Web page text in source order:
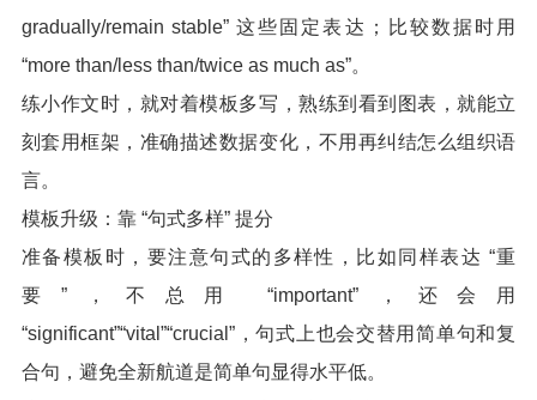
gradually/remain stable” 这些固定表达；比较数据时用
“more than/less than/twice as much as”。
练小作文时，就对着模板多写，熟练到看到图表，就能立
刻套用框架，准确描述数据变化，不用再纠结怎么组织语
言。
模板升级：靠 “句式多样” 提分
准备模板时，要注意句式的多样性，比如同样表达 “重
要”，不总用 “important”，还会用
“significant”“vital”“crucial”，句式上也会交替用简单句和复
合句，避免全新航道是简单句显得水平低。